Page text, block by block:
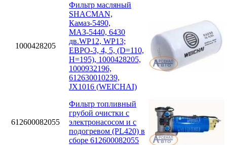
1000428205
Фильтр масляный
SHACMAN,
Камаз-5490,
МАЗ-5440, 6430
дв.WP12, WP13;
ЕВРО-3, 4, 5, (D=110,
H=195), 1000428205,
1000932196,
612630010239,
JX1016 (WEICHAI)
612600082055
Фильтр топливный
грубой очистки с
электронасосом и с
подогревом (PL420) в
сборе 612600082055